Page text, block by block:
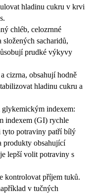
hladinu cukru v krvi
chléb, celozrnné
sacharidů,
prudké výkyvy
cizrna, obsahují hodně
hladinu cukru a
glykemickým indexem:
indexem (GI) rychle
potraviny patří bílý
produkty obsahující
lepší volit potraviny s
kontrolovat příjem tuků.
v tučných